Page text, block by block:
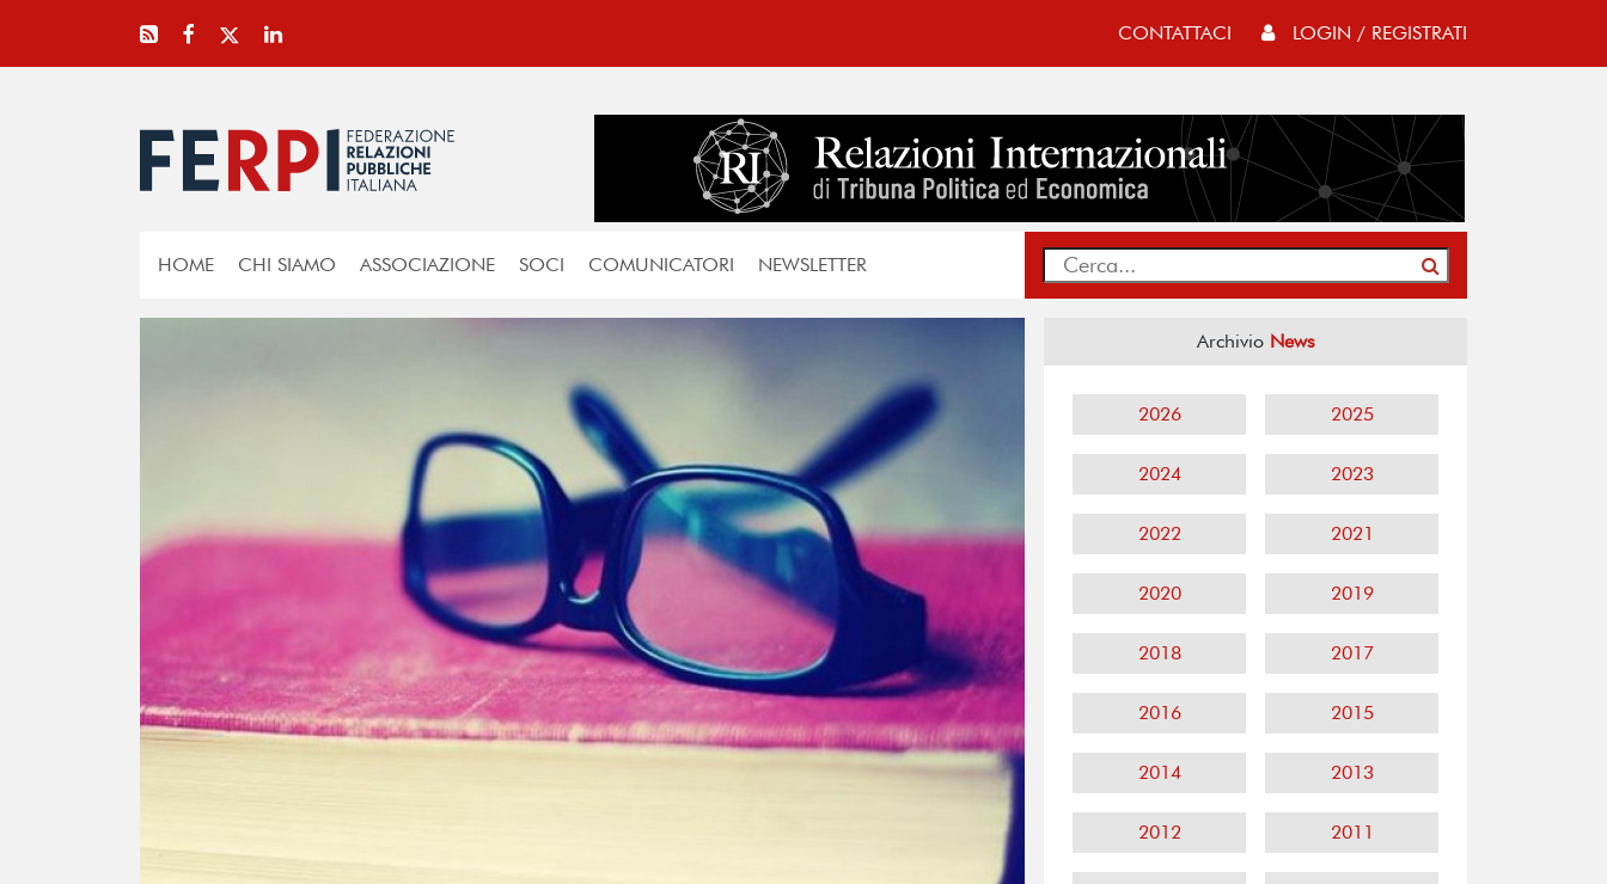
CONTATTACI LOGIN / REGISTRATI
HOME CHI SIAMO ASSOCIAZIONE SOCI COMUNICATORI NEWSLETTER
Archivio News
2026 2025
2024 2023
2022 2021
2020 2019
2018 2017
2016 2015
2014 2013
2012 2011